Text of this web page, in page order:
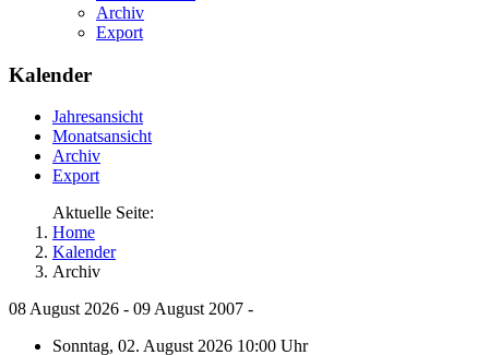
Archiv
Export
Kalender
Jahresansicht
Monatsansicht
Archiv
Export
Aktuelle Seite:
Home
Kalender
Archiv
08 August 2026 - 09 August 2007 -
Sonntag, 02. August 2026 10:00 Uhr